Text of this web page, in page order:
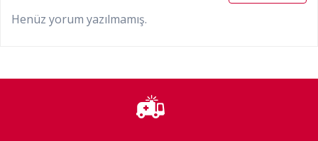
Henüz yorum yazılmamış.